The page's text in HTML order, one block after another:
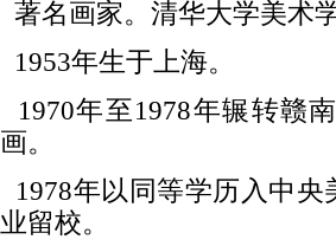
著名画家。清华大学美术
1953年生于上海。
1970年至1978年辗转赣
画。
1978年以同等学历入中
业留校。